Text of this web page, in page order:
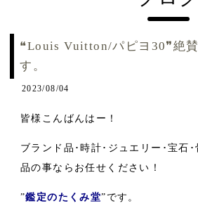
❝Louis Vuitton/パピヨ30❞絶
す。
2023/08/04
皆様こんばんはー！
ブランド品･時計･ジュエリー･宝石
品の事ならお任せください！
”鑑定のたくみ堂”です。